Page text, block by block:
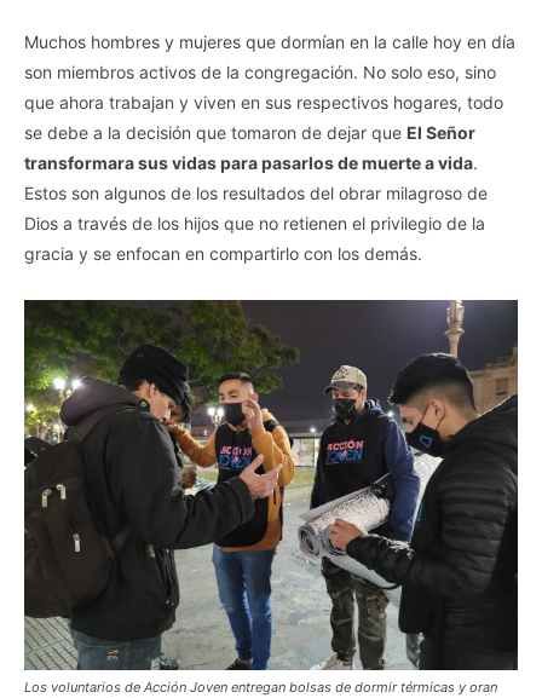
Muchos hombres y mujeres que dormían en la calle hoy en día
son miembros activos de la congregación. No solo eso, sino
que ahora trabajan y viven en sus respectivos hogares, todo
se debe a la decisión que tomaron de dejar que El Señor
transformara sus vidas para pasarlos de muerte a vida.
Estos son algunos de los resultados del obrar milagroso de
Dios a través de los hijos que no retienen el privilegio de la
gracia y se enfocan en compartirlo con los demás.
Los voluntarios de Acción Joven entregan bolsas de dormir térmicas y oran